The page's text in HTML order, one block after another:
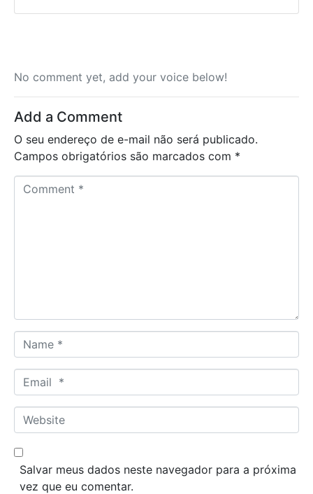
No comment yet, add your voice below!
Add a Comment
O seu endereço de e-mail não será publicado.
Campos obrigatórios são marcados com *
a
m
*
m
a
*
W
e
b
Salvar meus dados neste navegador para a próxima
vez que eu comentar.